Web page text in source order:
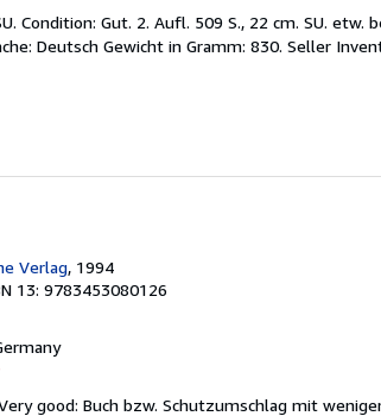
Condition: Gut. 2. Aufl. 509 S., 22 cm. SU.
Deutsch Gewicht in Gramm: 830. Seller
Verlag, 1994
13: 9783453080126
good: Buch bzw. Schutzumschlag mit